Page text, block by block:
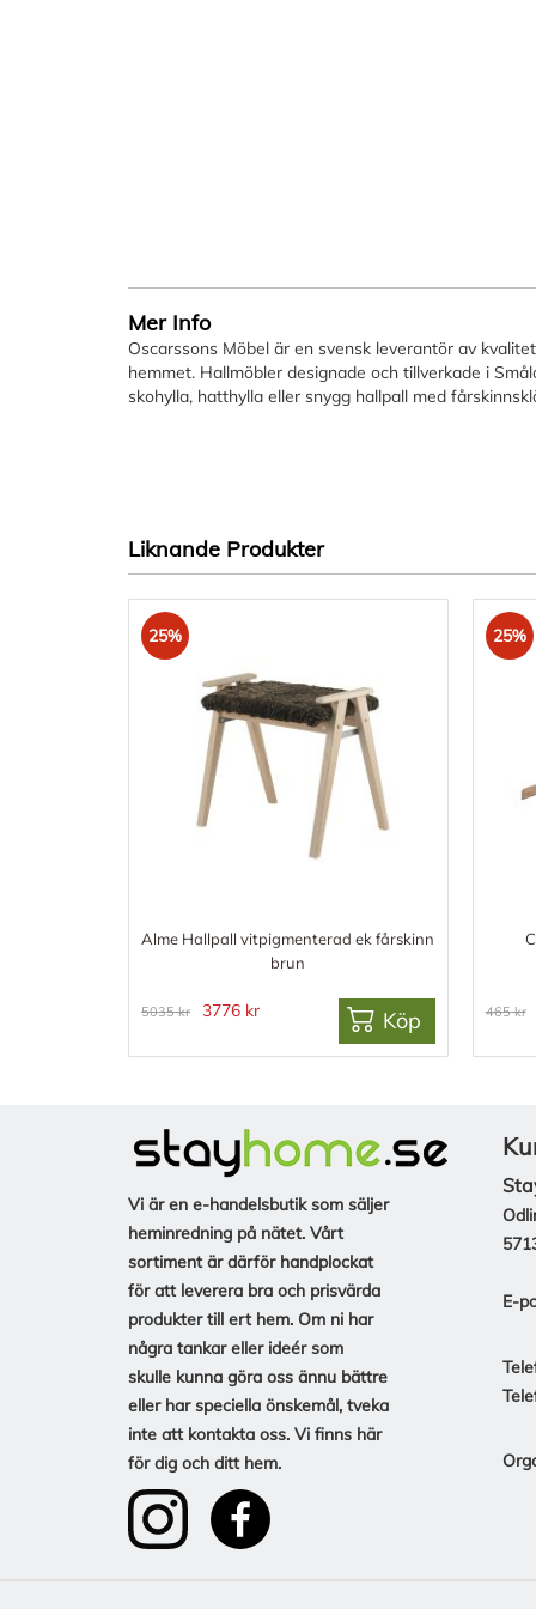
Mer Info
Oscarssons Möbel är en svensk leverantör av
hemmet. Hallmöbler designade och tillverkade i
skohylla, hatthylla eller snygg hallpall med
Liknande Produkter
25%
Alme Hallpall vitpigmenterad ek fårskinn
brun
5035 kr 3776 kr Köp
25%
465 kr
Vi är en e-handelsbutik som säljer
heminredning på nätet. Vårt
sortiment är därför handplockat
för att leverera bra och prisvärda
produkter till ert hem. Om ni har
några tankar eller ideér som
skulle kunna göra oss ännu bättre
eller har speciella önskemål, tveka
inte att kontakta oss. Vi finns här
för dig och ditt hem.
E-